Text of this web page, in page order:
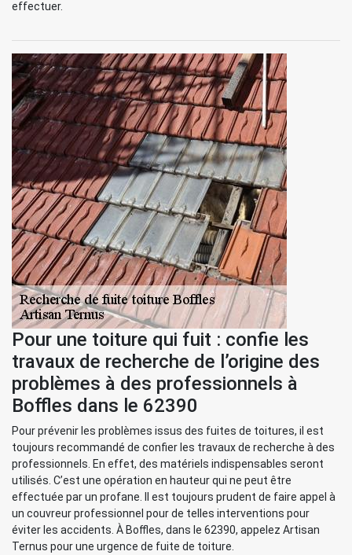
effectuer.
Pour une toiture qui fuit : confie les
travaux de recherche de l’origine des
problèmes à des professionnels à
Boffles dans le 62390
Pour prévenir les problèmes issus des fuites de toitures, il est
toujours recommandé de confier les travaux de recherche à des
professionnels. En effet, des matériels indispensables seront
utilisés. C’est une opération en hauteur qui ne peut être
effectuée par un profane. Il est toujours prudent de faire appel à
un couvreur professionnel pour de telles interventions pour
éviter les accidents. À Boffles, dans le 62390, appelez Artisan
Ternus pour une urgence de fuite de toiture.